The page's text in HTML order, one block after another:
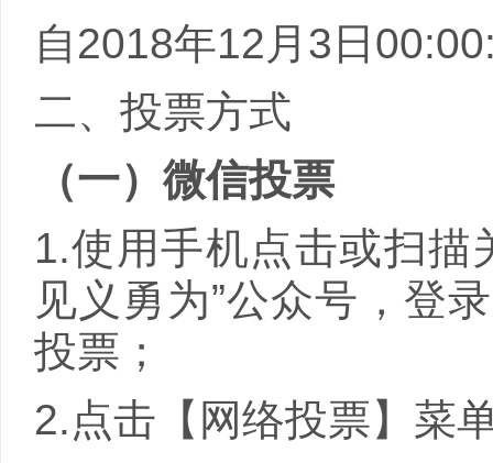
自2018年12 月 3 日
二、投票方式
（一）微信投票
1.使用手机点击或扫描
见义勇为”公众号，登
投票；
2.点击【网络投票】菜